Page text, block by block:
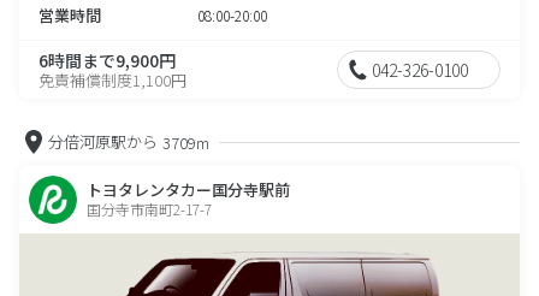
営業時間 08:00-20:00
6時間まで9,900円
免責補償制度1,100円 042-326-0100
分倍河原駅から 3709m
トヨタレンタカー国分寺駅前
国分寺市南町2-17-7